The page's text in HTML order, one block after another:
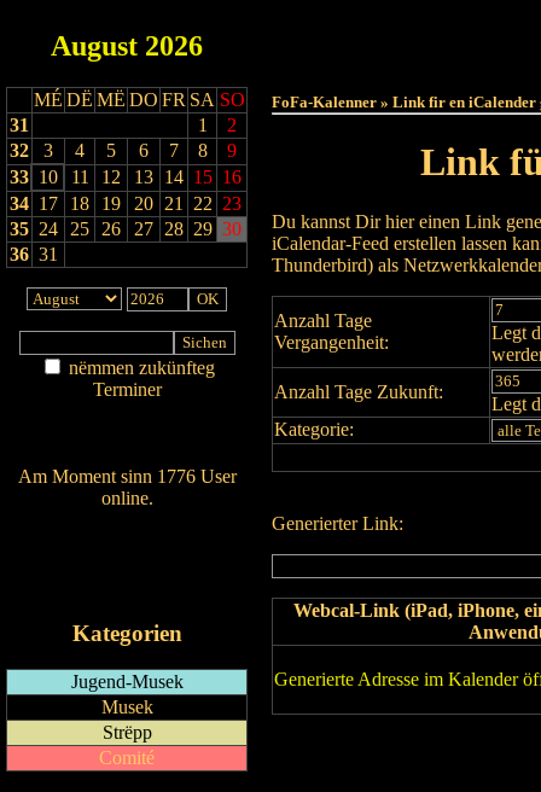
August 2026
MÉ DË MË DO FR SA SO
31
1
2
32
3 4 5 6 7 8
9
33 10 11 12 13 14 15 16
34 17 18 19 20 21 22 23
35 24 25 26 27 28 29 30
36 31
nëmmen zukünfteg
Terminer
Am Moment sinn 1776 User
online.
Kategorien
Jugend-Musek
Musek
Strëpp
Comité
FoFa-Kalenner » Link fir en iCalender
Link
Du kannst Dir hier einen Link
iCalendar-Feed erstellen lassen
Thunderbird) als
Anzahl Tage
Vergangenheit:
Legt
Anzahl Tage Zukunft:
Legt
Kategorie:
Generierter Link:
Webcal-Link (iPad, iPhone,
Generierte Adresse im Kalender